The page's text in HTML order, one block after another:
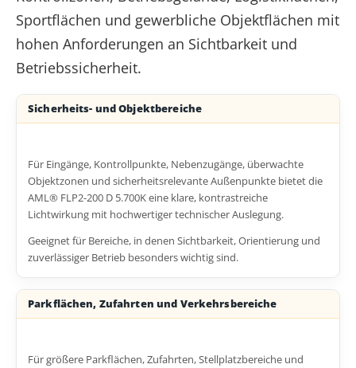
Sportflächen und gewerbliche Objektflächen mit
hohen Anforderungen an Sichtbarkeit und
Betriebssicherheit.
Sicherheits- und Objektbereiche
Für Eingänge, Kontrollpunkte, Nebenzugänge, überwachte
Objektzonen und sicherheitsrelevante Außenpunkte bietet die
AML® FLP2-200 D 5.700K eine klare, kontrastreiche
Lichtwirkung mit hochwertiger technischer Auslegung.
Geeignet für Bereiche, in denen Sichtbarkeit, Orientierung und
zuverlässiger Betrieb besonders wichtig sind.
Parkflächen, Zufahrten und Verkehrsbereiche
Für größere Parkflächen, Zufahrten, Stellplatzbereiche und